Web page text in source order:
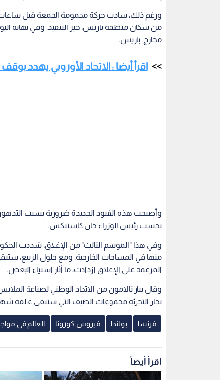
مخارج باريس.
اقرأ أيضا : الاتحاد الأوروبي يهدد
وأصبحت هذه القيود الجديدة ضرورية بسبب
بحسب رئيس الوزراء جان كاستيكس.
وفي هذا "الموسم الثالث" من الإغلاق، شددت
منها في المساحات الخارجية. ومع حلول الربيع،
المرغمة على الإغلاق ازدادت، ما أثار استياء البعض.
وقال بيار تالامون من الاتحاد الوطني لصناعة
تجار التجزئة مجموعات الصيف التي ستبقى عالقة
فرنسا بولندا فيروس كورونا العالم في
اقرأ أيضاً